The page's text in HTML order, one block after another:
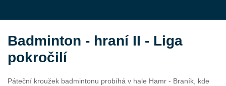
Badminton - hraní II - Liga
pokročilí
Páteční kroužek badmintonu probíhá v hale Hamr - Braník, kde